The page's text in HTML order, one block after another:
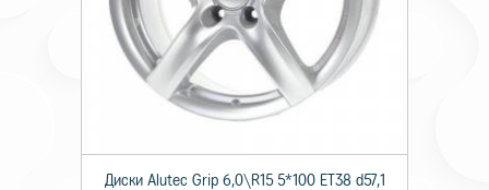
Диски Alutec Grip 6,0\R15 5*100 ET38 d57,1